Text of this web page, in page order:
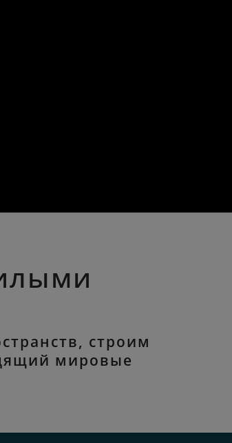
строим
мировые